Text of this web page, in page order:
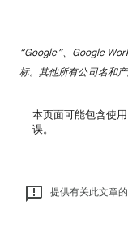
“Google”、Google
标。其他所有公司名和
本页面可能包含使
误。
提供有关此文章